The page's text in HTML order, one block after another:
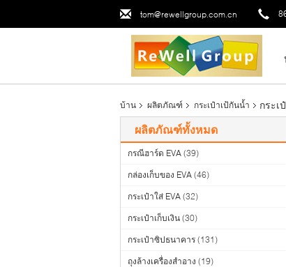
tom@rewellgroup.com.cn
บ้าน ผลิตภัณฑ์ กระเป๋าเป้กันน้ำ กระเ
ผลิตภัณฑ์ทั้งหมด
กรณีฮาร์ด EVA (39)
กล่องเก็บของ EVA (46)
กระเป๋าใส่ EVA (32)
กระเป๋าเก็บเงิน (30)
กระเป๋าซิปธนาคาร (131)
ถุงล้างเครื่องสำอาง (19)